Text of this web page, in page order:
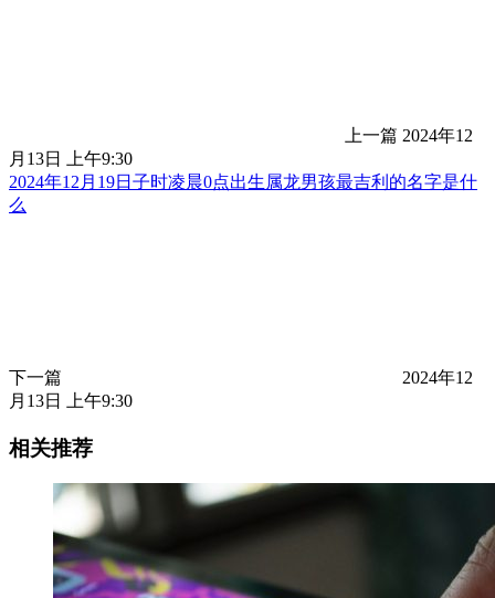
上一篇 2024年12
月13日 上午9:30
2024年12月19日子时凌晨0点出生属龙男孩最吉利的名字是什
么
下一篇
2024年12
月13日 上午9:30
相关推荐